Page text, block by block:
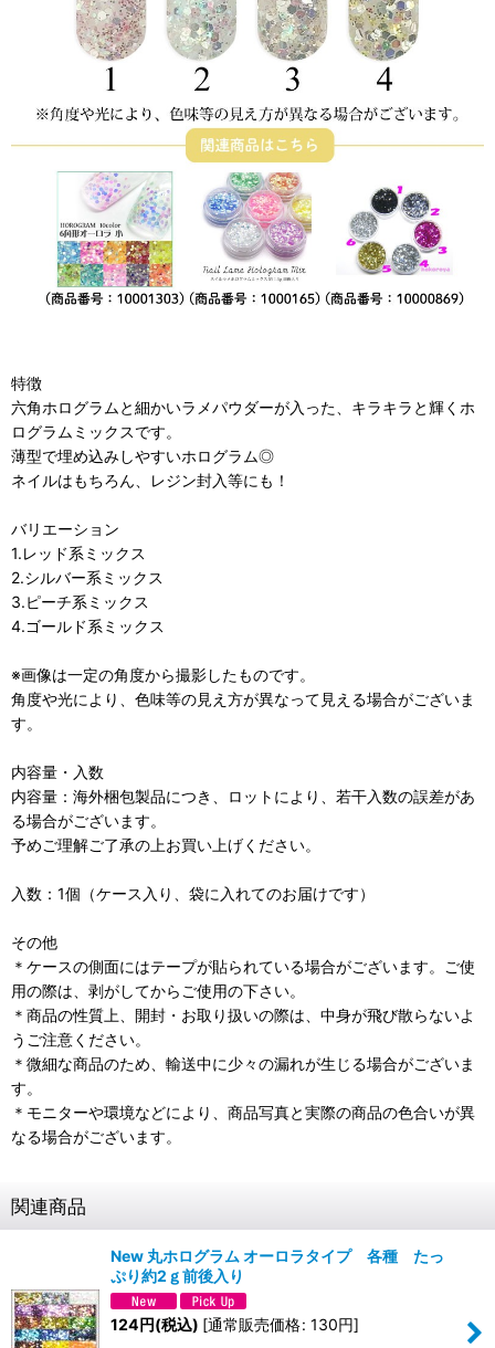
特徴
六角ホログラムと細かいラメパウダーが入った、キラキラと輝くホ
ログラムミックスです。
薄型で埋め込みしやすいホログラム◎
ネイルはもちろん、レジン封入等にも！
バリエーション
1.レッド系ミックス
2.シルバー系ミックス
3.ピーチ系ミックス
4.ゴールド系ミックス
※画像は一定の角度から撮影したものです。
角度や光により、色味等の見え方が異なって見える場合がございま
す。
内容量・入数
内容量：海外梱包製品につき、ロットにより、若干入数の誤差があ
る場合がございます。
予めご理解ご了承の上お買い上げください。
入数：1個（ケース入り、袋に入れてのお届けです）
その他
＊ケースの側面にはテープが貼られている場合がございます。ご使
用の際は、剥がしてからご使用の下さい。
＊商品の性質上、開封・お取り扱いの際は、中身が飛び散らないよ
うご注意ください。
＊微細な商品のため、輸送中に少々の漏れが生じる場合がございま
す。
＊モニターや環境などにより、商品写真と実際の商品の色合いが異
なる場合がございます。
関連商品
New 丸ホログラム オーロラタイプ 各種 たっ
ぷり約2ｇ前後入り
124円(税込) [通常販売価格: 130円]